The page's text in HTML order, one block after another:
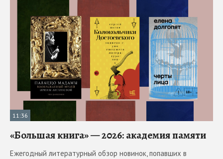
11:36
«Большая книга» — 2026: академия памяти
Ежегодный литературный обзор новинок, попавших в